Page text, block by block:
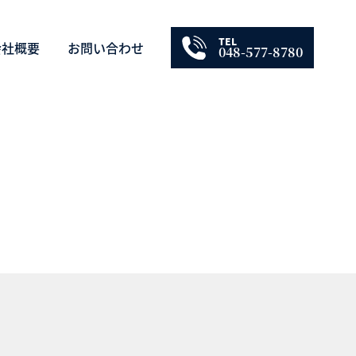
概要 お問い合わせ TEL
048-577-8780